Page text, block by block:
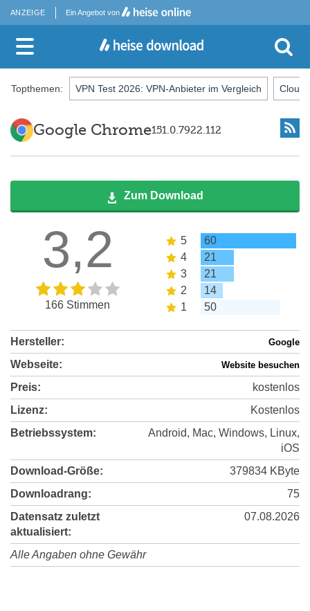
ANZEIGE Ein Angebot von
Topthemen: VPN Test 2026: VPN-Anbieter im Vergleich
Google Chrome151.0.7922.112
Zum Download
3,2
166 Stimmen
5
60
4
21
3
21
2
14
1
50
Hersteller: Google
Webseite: Website besuchen
Preis:
kostenlos
Lizenz:
Kostenlos
Betriebssystem:
Android, Mac, Windows, Linux,
iOS
Download-Größe:
379834 KByte
Downloadrang:
75
Datensatz zuletzt
aktualisiert:
07.08.2026
Alle Angaben ohne Gewähr